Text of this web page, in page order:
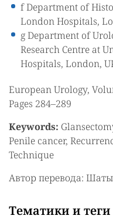
f Department of
London Hospitals,
g Department of
Research Centre at
Hospitals, London,
European Urology,
Pages 284–289
Keywords:
Penile cancer,
Technique
Автор перевода:
Тематики и теги